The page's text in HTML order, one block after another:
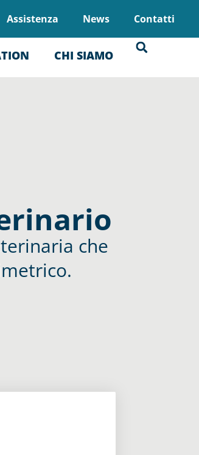
Assistenza News Contatti
CHI SIAMO
che